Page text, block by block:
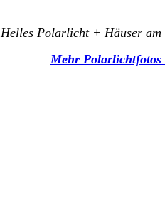
Helles Polarlicht + Häuser am
Mehr Polarlichtfotos